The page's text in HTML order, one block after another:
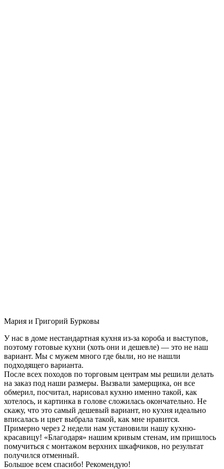
Мария и Григорий Бурковы
У нас в доме нестандартная кухня из-за короба и выступов,
поэтому готовые кухни (хоть они и дешевле) — это не наш
вариант. Мы с мужем много где были, но не нашли
подходящего варианта.
После всех походов по торговым центрам мы решили делать
на заказ под наши размеры. Вызвали замерщика, он все
обмерил, посчитал, нарисовал кухню именно такой, как
хотелось, и картинка в голове сложилась окончательно. Не
скажу, что это самый дешевый вариант, но кухня идеально
вписалась и цвет выбрала такой, как мне нравится.
Примерно через 2 недели нам установили нашу кухню-
красавицу! «Благодаря» нашим кривым стенам, им пришлось
помучиться с монтажом верхних шкафчиков, но результат
получился отменный.
Большое всем спасибо! Рекомендую!